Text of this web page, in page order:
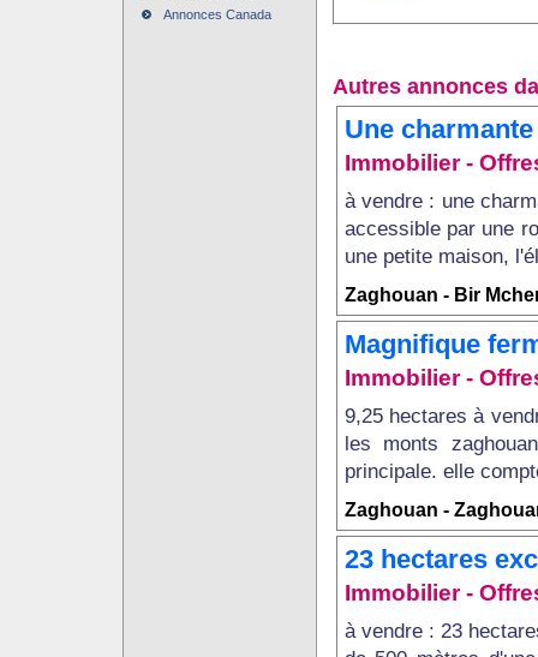
Annonces Canada
Autres annonces
Une
Immobilier -
à vendre : une
accessible par une
une petite maison,
Zaghouan - Bir
Magnifique
Immobilier -
9,25 hectares à
les monts
principale. elle
Zaghouan -
23 hectares
Immobilier -
à vendre : 23